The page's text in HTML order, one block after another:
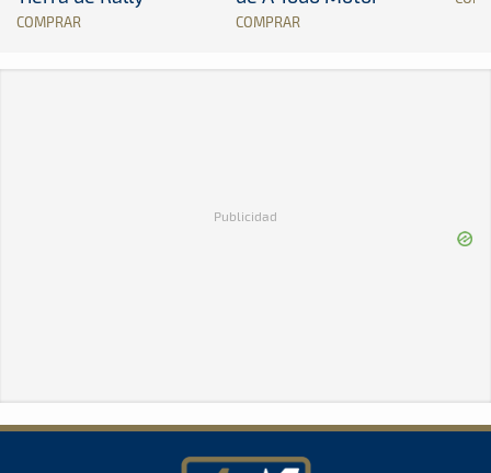
COMPRAR COMPRAR
Publicidad